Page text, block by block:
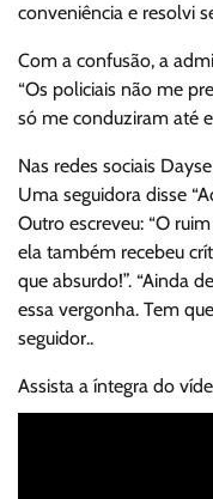
conveniência e resolvi
Com a confusão, a
“Os policiais não me
só me conduziram até
Nas redes sociais
Uma seguidora disse
Outro escreveu: “O
ela também recebeu
que absurdo!”. “Ainda
essa vergonha. Tem
seguidor..
Assista a íntegra do